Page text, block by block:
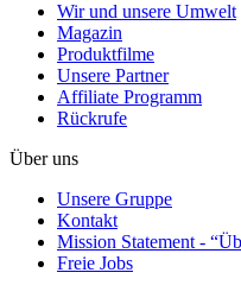
Wir und unsere Umwelt
Magazin
Produktfilme
Unsere Partner
Affiliate Programm
Rückrufe
Über uns
Unsere Gruppe
Kontakt
Mission Statement -
Freie Jobs